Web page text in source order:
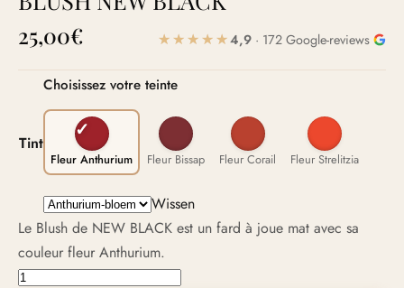
25,00€ 4,9 · 172 Google-reviews
Tint
Choisissez votre teinte
Fleur Anthurium Fleur Bissap Fleur Corail Fleur Strelitzia
Wissen
Le Blush de NEW BLACK est un fard à joue mat avec sa
couleur fleur Anthurium.
BLUSH NEW BLACK aantal